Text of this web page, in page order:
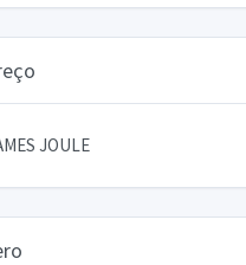
JOULE